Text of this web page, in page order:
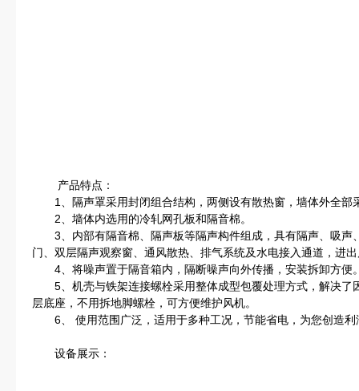
产品特点：
1、隔声罩采用封闭组合结构，两侧设有散热窗，墙体外全部
2、墙体内选用的冷轧网孔板和隔音棉。
3、内部有隔音棉、隔声板等隔声构件组成，具有隔声、吸声
门、双层隔声观察窗、通风散热、排气系统及水电接入通道，进
4、将噪声置于隔音箱内，隔断噪声向外传播，安装拆卸方便
5、机壳与铁架连接螺栓采用整体成型包覆处理方式，解决了
层底座，不用拆地脚螺栓，可方便维护风机。
6、 使用范围广泛，适用于多种工况，节能省电，为您创造利
设备展示：